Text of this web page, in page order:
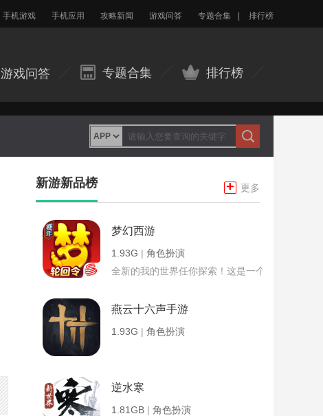
手机游戏 手机应用 攻略新闻 游戏问答 专题合集 排行榜
游戏问答 专题合集 排行榜
新游新品榜 + 更多
梦幻西游
1.93G | 角色扮演
全新的我的世界任你探索！这是一个小提示字段。
燕云十六声手游
1.93G | 角色扮演
逆水寒
1.81GB | 角色扮演